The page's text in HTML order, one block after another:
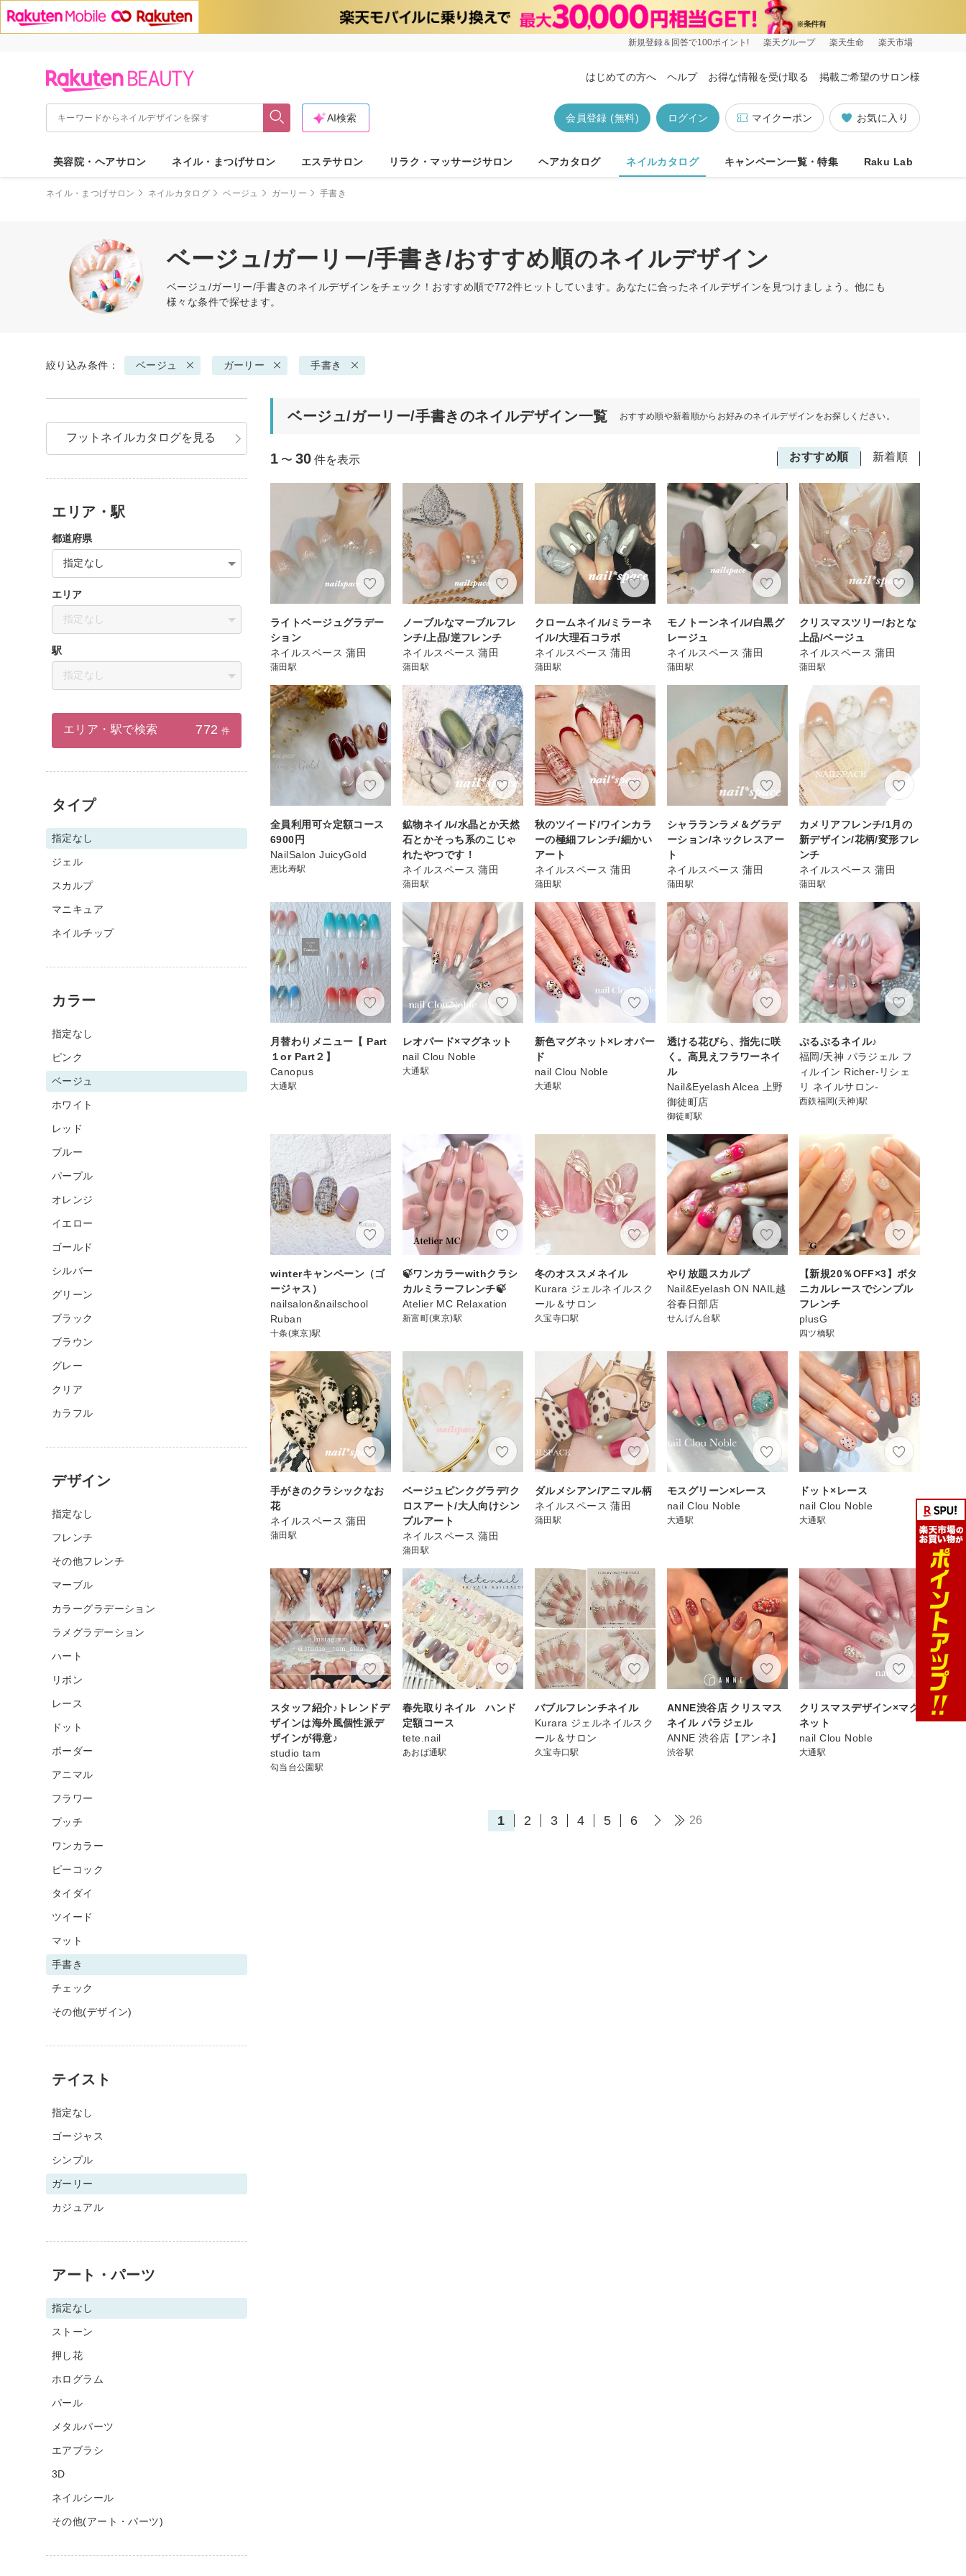
新規登録＆回答で100ポイント! 楽天グループ 楽天生命 楽天市場
はじめての方へ ヘルプ お得な情報を受け取る 掲載ご希望のサロン様
お気に入り
マイクーポン
ログイン
会員登録 (無料)
AI検索
美容院・ヘアサロン ネイル・まつげサロン エステサロン リラク・マッサージサロン ヘアカタログ ネイルカタログ キャンペーン一覧・特集 Raku Lab
ネイル・まつげサロン ネイルカタログ ベージュ ガーリー 手書き
ベージュ/ガーリー/手書き/おすすめ順のネイルデザイン
ベージュ/ガーリー/手書きのネイルデザインをチェック！おすすめ順で772件ヒットしています。あなたに合ったネイルデザインを見つけましょう。他にも
様々な条件で探せます。
絞り込み条件： ベージュ ガーリー 手書き
ベージュ/ガーリー/手書きのネイルデザイン一覧 おすすめ順や新着順からお好みのネイルデザインをお探しください。
おすすめ順 新着順
1 〜 30 件を表示
ライトベージュグラデー
ション
ネイルスペース 蒲田
蒲田駅
ノーブルなマーブルフレ
ンチ/上品/逆フレンチ
ネイルスペース 蒲田
蒲田駅
クロームネイル/ミラーネ
イル/大理石コラボ
ネイルスペース 蒲田
蒲田駅
モノトーンネイル/白黒グ
レージュ
ネイルスペース 蒲田
蒲田駅
クリスマスツリー/おとな
上品/ベージュ
ネイルスペース 蒲田
蒲田駅
全員利用可☆定額コース
6900円
NailSalon JuicyGold
恵比寿駅
鉱物ネイル/水晶とか天然
石とかそっち系のこじゃ
れたやつです！
ネイルスペース 蒲田
蒲田駅
秋のツイード/ワインカラ
ーの極細フレンチ/細かい
アート
ネイルスペース 蒲田
蒲田駅
シャラランラメ＆グラデ
ーション/ネックレスアー
ト
ネイルスペース 蒲田
蒲田駅
カメリアフレンチ/1月の
新デザイン/花柄/変形フレ
ンチ
ネイルスペース 蒲田
蒲田駅
月替わりメニュー【 Part
１or Part２】
Canopus
大通駅
レオパード×マグネット
nail Clou Noble
大通駅
新色マグネット×レオパー
ド
nail Clou Noble
大通駅
透ける花びら、指先に咲
く。高見えフラワーネイ
ル
Nail&Eyelash Alcea 上野
御徒町店
御徒町駅
ぷるぷるネイル♪
福岡/天神 パラジェル フ
ィルイン Richer-リシェ
リ ネイルサロン-
西鉄福岡(天神)駅
winterキャンペーン（ゴ
ージャス）
nailsalon&nailschool
Ruban
十条(東京)駅
🍃ワンカラーwithクラシ
カルミラーフレンチ🍃
Atelier MC Relaxation
新富町(東京)駅
冬のオススメネイル
Kurara ジェルネイルスク
ール＆サロン
久宝寺口駅
やり放題スカルプ
Nail&Eyelash ON NAIL越
谷春日部店
せんげん台駅
【新規20％OFF×3】ボタ
ニカルレースでシンプル
フレンチ
plusG
四ツ橋駅
手がきのクラシックなお
花
ネイルスペース 蒲田
蒲田駅
ベージュピンクグラデ/ク
ロスアート/大人向けシン
プルアート
ネイルスペース 蒲田
蒲田駅
ダルメシアン/アニマル柄
ネイルスペース 蒲田
蒲田駅
モスグリーン×レース
nail Clou Noble
大通駅
ドット×レース
nail Clou Noble
大通駅
スタッフ紹介♪トレンドデ
ザインは海外風個性派デ
ザインが得意♪
studio tam
勾当台公園駅
春先取りネイル ハンド
定額コース
tete.nail
あおば通駅
バブルフレンチネイル
Kurara ジェルネイルスク
ール＆サロン
久宝寺口駅
ANNE渋谷店 クリスマス
ネイル パラジェル
ANNE 渋谷店【アンネ】
渋谷駅
クリスマスデザイン×マグ
ネット
nail Clou Noble
大通駅
1 2 3 4 5 6 26
フットネイルカタログを見る
エリア・駅
都道府県
指定なし
エリア
指定なし
駅
指定なし
エリア・駅で検索 772 件
タイプ
指定なし
ジェル
スカルプ
マニキュア
ネイルチップ
カラー
指定なし
ピンク
ベージュ
ホワイト
レッド
ブルー
パープル
オレンジ
イエロー
ゴールド
シルバー
グリーン
ブラック
ブラウン
グレー
クリア
カラフル
デザイン
指定なし
フレンチ
その他フレンチ
マーブル
カラーグラデーション
ラメグラデーション
ハート
リボン
レース
ドット
ボーダー
アニマル
フラワー
プッチ
ワンカラー
ピーコック
タイダイ
ツイード
マット
手書き
チェック
その他(デザイン)
テイスト
指定なし
ゴージャス
シンプル
ガーリー
カジュアル
アート・パーツ
指定なし
ストーン
押し花
ホログラム
パール
メタルパーツ
エアブラシ
3D
ネイルシール
その他(アート・パーツ)